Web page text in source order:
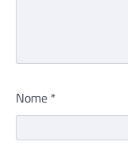
Nome *